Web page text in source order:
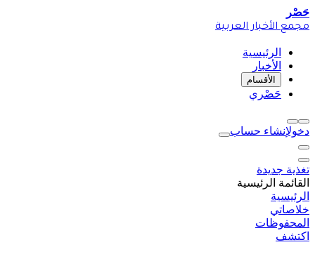
حَصْر
مجمع الأخبار العربية
الرئيسية
الأخبار
الأقسام
حَصْري
دخولإنشاء حساب
تغذية جديدة
القائمة الرئيسية
الرئيسية
خلاصاتي
المحفوظات
اكتشف